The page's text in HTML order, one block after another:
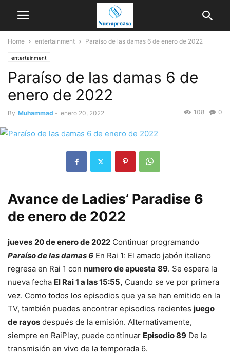
Home entertainment Paraíso de las damas 6 de enero de 2022
entertainment
Paraíso de las damas 6 de
enero de 2022
By Muhammad - enero 20, 2022 0
108
Avance de Ladies’ Paradise 6
de enero de 2022
jueves 20 de enero de 2022 Continuar programando
Paraíso de las damas 6 En Rai 1: El amado jabón italiano
regresa en Rai 1 con numero de apuesta 89. Se espera la
nueva fecha El Rai 1 a las 15:55, Cuando se ve por primera
vez. Como todos los episodios que ya se han emitido en la
TV, también puedes encontrar episodios recientes juego
de rayos después de la emisión. Alternativamente,
siempre en RaiPlay, puede continuar Episodio 89 De la
transmisión en vivo de la temporada 6.